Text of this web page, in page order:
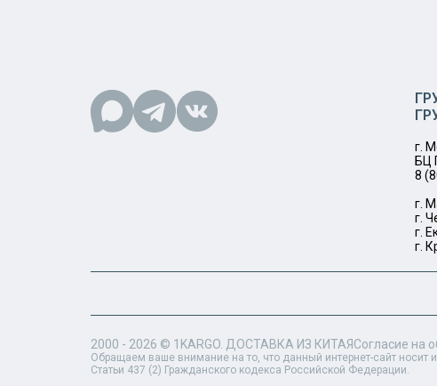
г.
БЦ
8
г.
г.
г.
г.
2000 - 2026 © 1KARGO . ДОСТАВКА ИЗ КИТАЯСогласие на
Обращаем ваше внимание на то, что данный интернет-сайт
Статьи 437 (2) Гражданского кодекса Российской Федерации.